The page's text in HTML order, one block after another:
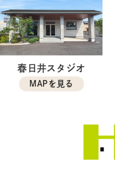
春日井スタジオ
MAPを見る